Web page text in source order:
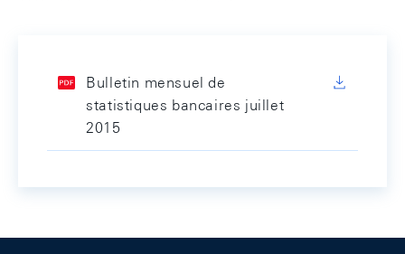
Bulletin mensuel de
statistiques bancaires juillet
2015